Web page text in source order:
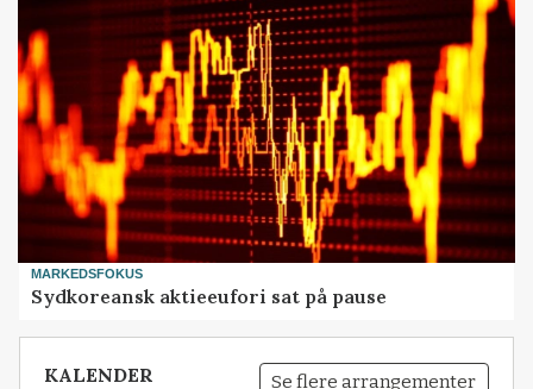
MARKEDSFOKUS
Sydkoreansk aktieeufori sat på pause
KALENDER Se flere arrangementer